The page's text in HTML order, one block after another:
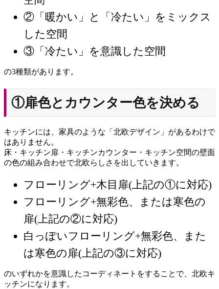
②「暖かい」と「冷たい」をミックス
した空間
③「冷たい」を意識した空間
の3種類があります。
①扉色とカウンター色を決める
キッチンには、家具のような「北欧デザイン」があるわけで
はありません。
床・キッチン扉・キッチンカウンター・キッチン空間の壁面
の色の組み合わせで北欧らしさを出していきます。
フローリング+木目扉(上記の①に対応)
フローリング+無彩色、または寒色の
扉(上記の②に対応)
白っぽいフローリング+無彩色、また
は寒色の扉(上記の③に対応)
のいずれかを意識したコーディネートをすることで、北欧キ
ッチンになります。